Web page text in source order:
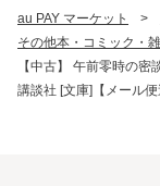
au PAY マーケット >
その他本・コミック・
【中古】 午前零時の
講談社 [文庫]【メール便